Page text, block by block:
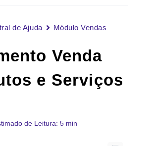
de Ajuda Módulo Vendas
Venda
e Serviços
de Leitura: 5 min